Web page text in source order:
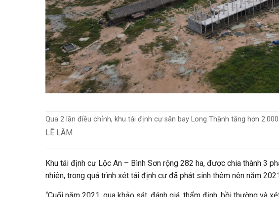
Qua 2 lần điều chỉnh, khu tái định cư sân bay Long Thành tăng hơn
LÊ LÂM
Khu tái định cư Lộc An – Bình Sơn rộng 282 ha, được chia thành 3
nhiên, trong quá trình xét tái định cư đã phát sinh thêm nên năm
“Cuối năm 2021, qua khảo sát, đánh giá, thẩm định, bồi thường và